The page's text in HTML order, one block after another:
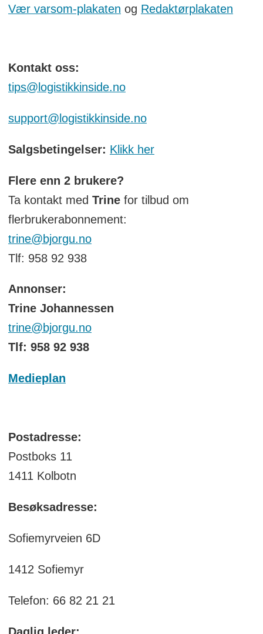
Vær varsom-plakaten og Redaktørplakaten
Kontakt oss:
tips@logistikkinside.no
support@logistikkinside.no
Salgsbetingelser: Klikk her
Flere enn 2 brukere?
Ta kontakt med Trinefor tilbud om
flerbrukerabonnement:
trine@bjorgu.no
Tlf: 958 92 938
Annonser:
Trine Johannessen
trine@bjorgu.no
Tlf: 958 92 938
Medieplan
Postadresse:
Postboks 11
1411 Kolbotn
Besøksadresse:
Sofiemyrveien 6D
1412 Sofiemyr
Telefon: 66 82 21 21